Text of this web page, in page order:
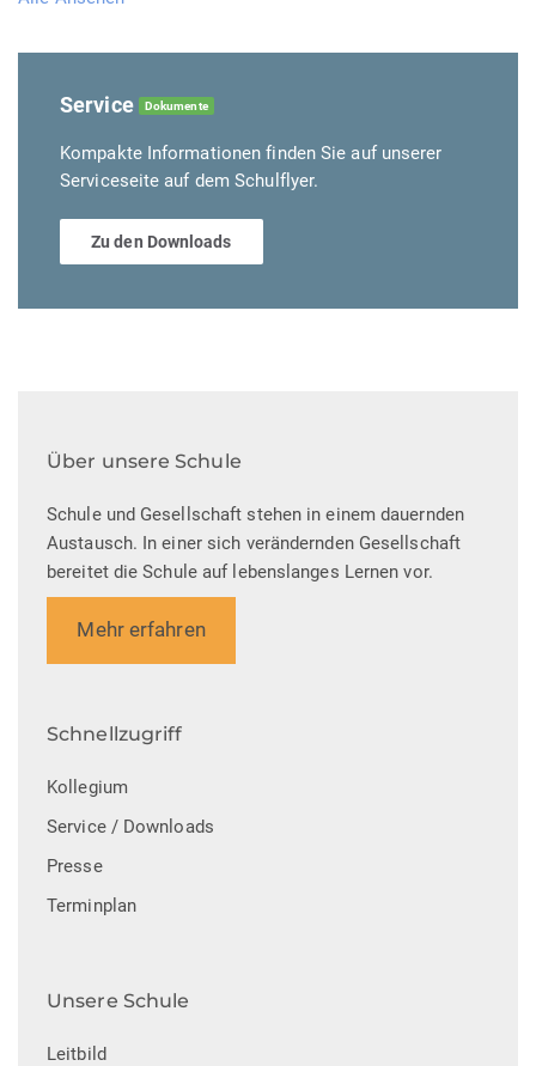
Service Dokumente
Kompakte Informationen finden Sie auf unserer
Serviceseite auf dem Schulflyer.
Zu den Downloads
Über unsere Schule
Schule und Gesellschaft stehen in einem dauernden
Austausch. In einer sich verändernden Gesellschaft
bereitet die Schule auf lebenslanges Lernen vor.
Mehr erfahren
Schnellzugriff
Kollegium
Service / Downloads
Presse
Terminplan
Unsere Schule
Leitbild